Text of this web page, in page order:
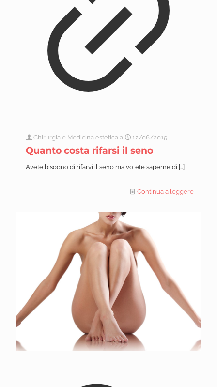
Chirurgia e Medicina estetica a 12/06/2019
Quanto costa rifarsi il seno
Avete bisogno di rifarvi il seno ma volete saperne di […]
Continua a leggere